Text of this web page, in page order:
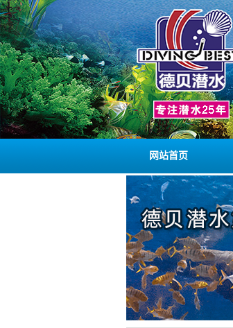
网站首页